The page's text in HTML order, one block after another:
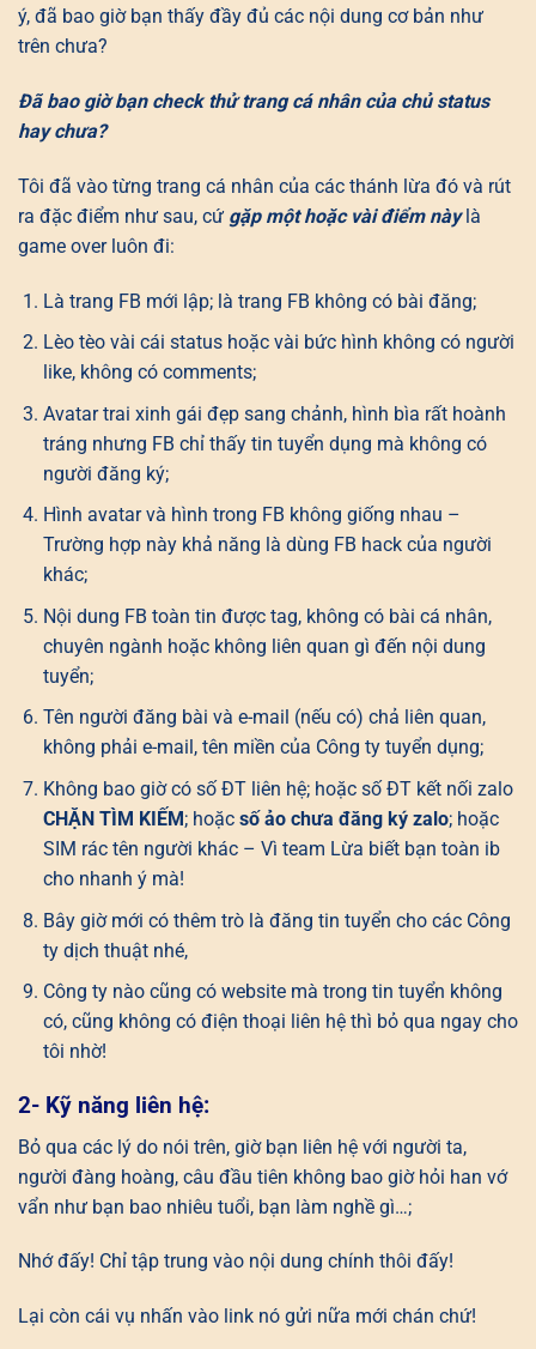
ý, đã bao giờ bạn thấy đầy đủ các nội dung cơ bản như
trên chưa?
Đã bao giờ bạn check thử trang cá nhân của chủ status
hay chưa?
Tôi đã vào từng trang cá nhân của các thánh lừa đó và rút
ra đặc điểm như sau, cứ gặp một hoặc vài điểm nàylà
game over luôn đi:
Là trang FB mới lập; là trang FB không có bài đăng;
Lèo tèo vài cái status hoặc vài bức hình không có người
like, không có comments;
Avatar trai xinh gái đẹp sang chảnh, hình bìa rất hoành
tráng nhưng FB chỉ thấy tin tuyển dụng mà không có
người đăng ký;
Hình avatar và hình trong FB không giống nhau –
Trường hợp này khả năng là dùng FB hack của người
khác;
Nội dung FB toàn tin được tag, không có bài cá nhân,
chuyên ngành hoặc không liên quan gì đến nội dung
tuyển;
Tên người đăng bài và e-mail (nếu có) chả liên quan,
không phải e-mail, tên miền của Công ty tuyển dụng;
Không bao giờ có số ĐT liên hệ; hoặc số ĐT kết nối zalo
CHẶN TÌM KIẾM; hoặc số ảo chưa đăng ký zalo; hoặc
SIM rác tên người khác – Vì team Lừa biết bạn toàn ib
cho nhanh ý mà!
Bây giờ mới có thêm trò là đăng tin tuyển cho các Công
ty dịch thuật nhé,
Công ty nào cũng có website mà trong tin tuyển không
có, cũng không có điện thoại liên hệ thì bỏ qua ngay cho
tôi nhờ!
2- Kỹ năng liên hệ:
Bỏ qua các lý do nói trên, giờ bạn liên hệ với người ta,
người đàng hoàng, câu đầu tiên không bao giờ hỏi han vớ
vẩn như bạn bao nhiêu tuổi, bạn làm nghề gì…;
Nhớ đấy! Chỉ tập trung vào nội dung chính thôi đấy!
Lại còn cái vụ nhấn vào link nó gửi nữa mới chán chứ!